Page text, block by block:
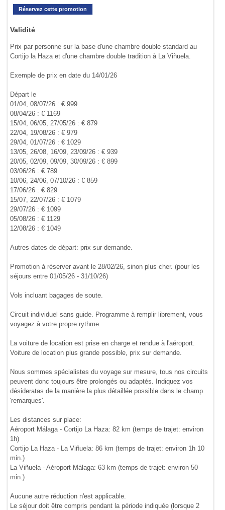
Réservez cette promotion
Validité
Prix par personne sur la base d'une chambre double standard au
Cortijo la Haza et d'une chambre double tradition à La Viñuela.
Exemple de prix en date du 14/01/26
Départ le
01/04, 08/07/26 : € 999
08/04/26 : € 1169
15/04, 06/05, 27/05/26 : € 879
22/04, 19/08/26 : € 979
29/04, 01/07/26 : € 1029
13/05, 26/08, 16/09, 23/09/26 : € 939
20/05, 02/09, 09/09, 30/09/26 : € 899
03/06/26 : € 789
10/06, 24/06, 07/10/26 : € 859
17/06/26 : € 829
15/07, 22/07/26 : € 1079
29/07/26 : € 1099
05/08/26 : € 1129
12/08/26 : € 1049
Autres dates de départ: prix sur demande.
Promotion à réserver avant le 28/02/26, sinon plus cher. (pour les
séjours entre 01/05/26 - 31/10/26)
Vols incluant bagages de soute.
Circuit individuel sans guide. Programme à remplir librement, vous
voyagez à votre propre rythme.
La voiture de location est prise en charge et rendue à l'aéroport.
Voiture de location plus grande possible, prix sur demande.
Nous sommes spécialistes du voyage sur mesure, tous nos circuits
peuvent donc toujours être prolongés ou adaptés. Indiquez vos
désideratas de la manière la plus détaillée possible dans le champ
'remarques'.
Les distances sur place:
Aéroport Málaga - Cortijo La Haza: 82 km (temps de trajet: environ
1h)
Cortijo La Haza - La Viñuela: 86 km (temps de trajet: environ 1h 10
min.)
La Viñuela - Aéroport Málaga: 63 km (temps de trajet: environ 50
min.)
Aucune autre réduction n'est applicable.
Le séjour doit être compris pendant la période indiquée (lorsque 2